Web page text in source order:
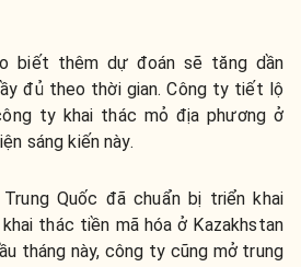
biết thêm dự đoán sẽ tăng dần
đủ theo thời gian. Công ty tiết lộ
ty khai thác mỏ địa phương ở
sáng kiến ​​này.
Quốc đã chuẩn bị triển khai
thác tiền mã hóa ở Kazakhstan
tháng này, công ty cũng mở trung